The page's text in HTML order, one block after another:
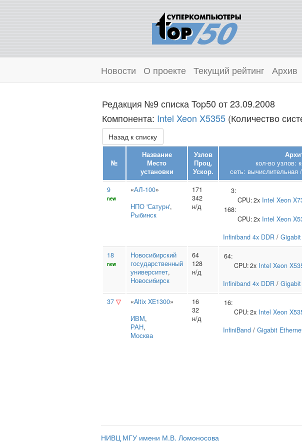
Новости О проекте Текущий рейтинг Архив
Редакция №9 списка Top50 от 23.09.2008
Компонента: Intel Xeon X5355 (Количество
Назад к списку
№
Название
Место
установки
Узлов
Проц.
Ускор.
кол-во узлов:
сеть: вычислительная
9
new
«АЛ-100»
НПО 'Сатурн',
Рыбинск
171
342
н/д
3:
CPU:2x Intel Xeon
168:
CPU:2x Intel Xeon
Infiniband 4x DDR /
18
new
Новосибирский
государственный
университет,
Новосибирск
64
128
н/д
64:
CPU:2x Intel Xeon
Infiniband 4x DDR /
37 ▽ «Altix XE1300»
ИВМ,
РАН,
Москва
16
32
н/д
16:
CPU:2x Intel Xeon
InfiniBand / Gigabit
НИВЦ МГУ имени М.В. Ломоносова